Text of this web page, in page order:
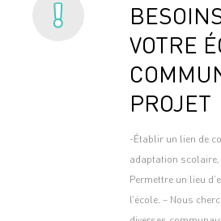
VOTRE
PROJET
-Établir un lien de
adaptation
Permettre un lieu
l’école. – Nous